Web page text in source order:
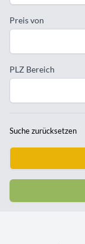
Preis von
PLZ Bereich
Suche zurücksetzen